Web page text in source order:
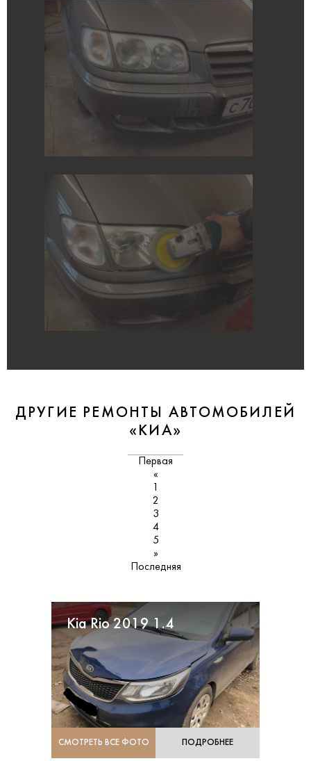
ДРУГИЕ РЕМОНТЫ АВТОМОБИЛЕЙ
«КИА»
Первая
«
1
2
3
4
5
»
Последняя
Kia Rio 2019 1.4
СМОТРЕТЬ ВСЕ ФОТО ПОДРОБНЕЕ